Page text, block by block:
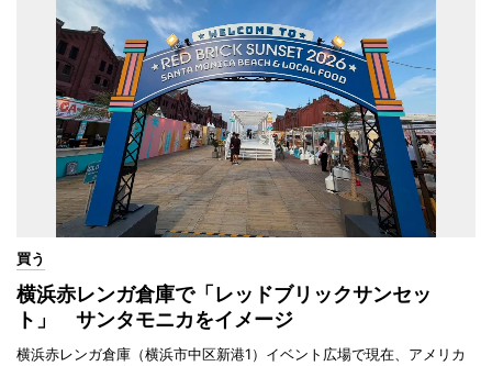
買う
横浜赤レンガ倉庫で「レッドブリックサンセッ
ト」 サンタモニカをイメージ
横浜赤レンガ倉庫（横浜市中区新港1）イベント広場で現在、アメリカ